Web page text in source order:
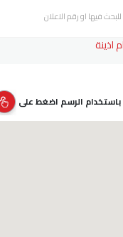
اذينة
الرسم اضغط على